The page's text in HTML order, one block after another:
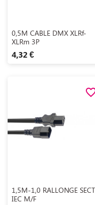
Aperçu rapide
0,5M CABLE DMX XLRf-
XLRm 3P
4,32 €
Aperçu rapide
1,5M-1,0 RALLONGE SECT
IEC M/F